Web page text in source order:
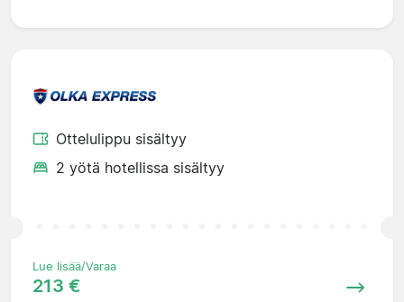
Ottelulippu sisältyy
2 yötä hotellissa sisältyy
Lue lisää/Varaa
213 €